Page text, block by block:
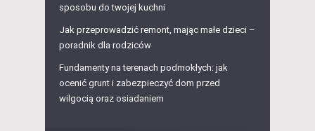
sposobu do twojej kuchni
Jak przeprowadzić remont, mając małe dzieci –
poradnik dla rodziców
Fundamenty na terenach podmokłych: jak
ocenić grunt i zabezpieczyć dom przed
wilgocią oraz osiadaniem